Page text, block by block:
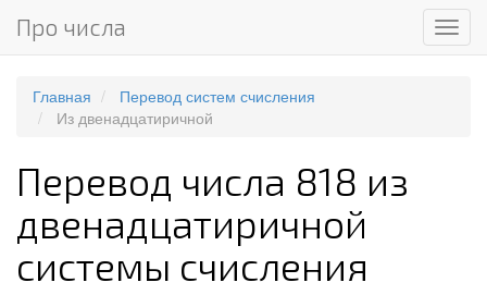
Меню
Про числа
Главная
Перевод систем счисления
Из двенадцатиричной
Перевод числа 818 из
двенадцатиричной
системы счисления